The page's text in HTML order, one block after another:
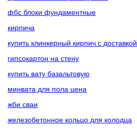
фбс блоки фундаментные
кирпича
купить клинкерный кирпич с доставкой
гипсокартон на стену
купить вату базальтовую
минвата для пола цена
жби сваи
железобетонное кольцо для колодца